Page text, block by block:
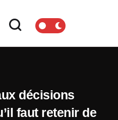
décisions
faut retenir de